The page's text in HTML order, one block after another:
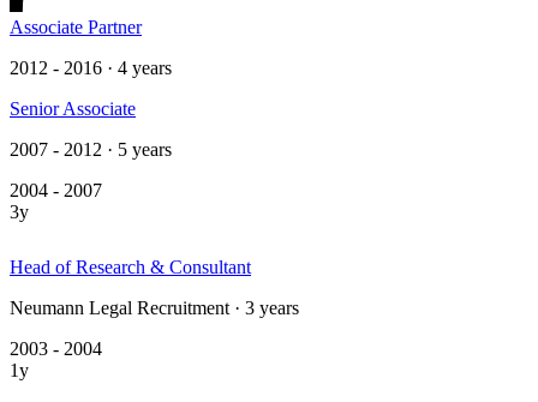
Associate Partner
2012 - 2016 · 4 years
Senior Associate
2007 - 2012 · 5 years
2004 - 2007
3y
Head of Research & Consultant
Neumann Legal Recruitment · 3 years
2003 - 2004
1y